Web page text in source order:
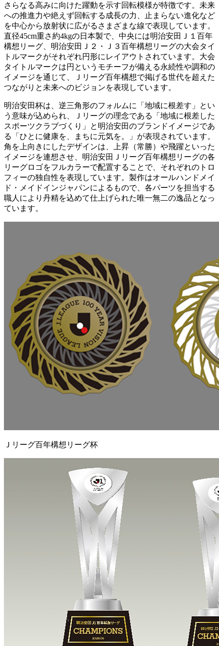
さらなる高みに向けた躍動を示す回転模様が特徴です。未来
への推進力や絶えず回転する成長の力、止まらない進化など
を中心から放射状に広がるさまざまな線で表現しています。
直径45cm重さ約4kgの日本製で、中央には明治安田Ｊ１百年
構想リーグ、明治安田Ｊ２・Ｊ３百年構想リーグの大会タイ
トルマークがそれぞれ円形にレイアウトされています。大会
タイトルマークは円というモチーフが備える永続性や調和の
イメージを通じて、Ｊリーグ百年構想で掲げる世代を超えた
つながりと未来へのビジョンを表現しています。
明治安田杯は、逆三角形のフォルムに「地域に根差す」とい
う意味が込められ、Ｊリーグの理念である「地域に根差した
スポーツクラブづくり」と明治安田のブランドイメージであ
る「ひとに健康を、まちに元気を。」が表現されています。
角を上向きにしたデザインは、上昇（常勝）や飛躍といった
イメージを連想させ、明治安田Ｊリーグ百年構想リーグの各
リーグロゴをフルカラーで配置することで、それぞれのトロ
フィーの独自性を表現しています。製作はオールハンドメイ
ド・メイドインジャパンによるもので、各パーツを担当する
職人により丹精を込めて仕上げられた唯一無二の逸品となっ
ています。
Ｊリーグ百年構想リーグ杯